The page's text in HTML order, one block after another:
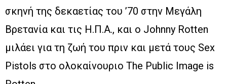
σκηνή της δεκαετίας του ’70 στην Μεγάλη
Βρετανία και τις Η.Π.Α., και ο Johnny Rotten
μιλάει για τη ζωή του πριν και μετά τους Sex
Pistols στο ολοκαίνουριο The Public Image is